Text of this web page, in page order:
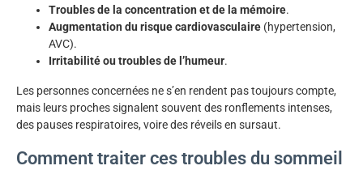
Troubles de la concentration et de la mémoire.
Augmentation du risque cardiovasculaire (hypertension,
AVC).
Irritabilité ou troubles de l’humeur.
Les personnes concernées ne s’en rendent pas toujours compte,
mais leurs proches signalent souvent des ronflements intenses,
des pauses respiratoires, voire des réveils en sursaut.
Comment traiter ces troubles du sommeil